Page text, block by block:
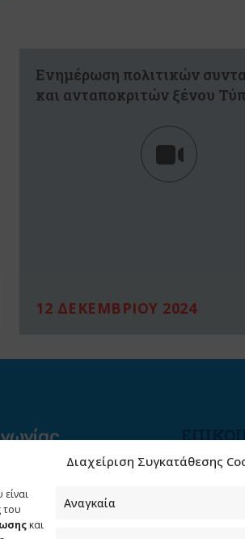
Διαχείριση Συγκατάθεσης
του
και
Αναγκαία
Ενημέρωση πολιτικών
και ανταποκριτών ξένου
12 ΔΕΚΕΜΒΡΙΟΥ 2024